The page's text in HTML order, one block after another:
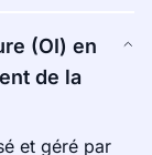
(OI) en
de la
et géré par